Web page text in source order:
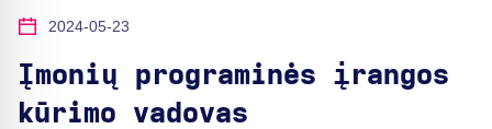
2024-05-23
Įmonių programinės įrangos
kūrimo vadovas